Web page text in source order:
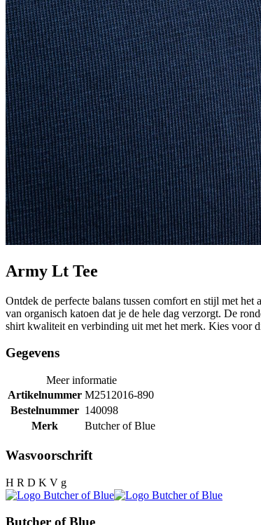
Army Lt Tee
Ontdek de perfecte balans tussen comfort en stijl met
van organisch katoen dat je de hele dag verzorgt. De
shirt kwaliteit en verbinding uit met het merk. Kies voor
Gegevens
Meer informatie
Artikelnummer M2512016-890
Bestelnummer 140098
Merk
Butcher of Blue
Wasvoorschrift
H R D K V g
Butcher of Blue